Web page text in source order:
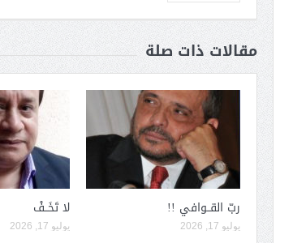
مقالات ذات صلة
ربّ القــوافي !!
يوليو 17, 2026
لا تَخَــفْ
يوليو 17, 2026